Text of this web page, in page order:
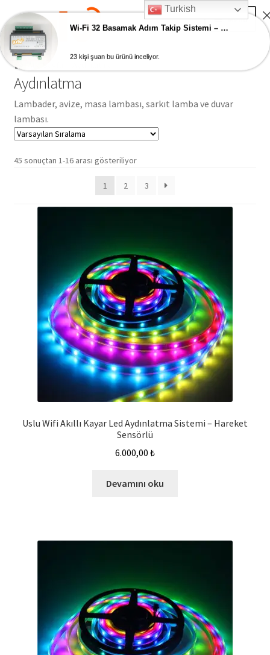
Skip
to
navigation
Skip
to
content
Menu
Ana Sayfa
AKILLI EV ÜRÜNLERİ
Adım Takip Sistemi
Hesap – Üye Ol
Aydınlatma
Lambader, avize, masa lambası, sarkıt lamba ve duvar
lambası.
45 sonuçtan 1-16 arası gösteriliyor
1 2 3
Uslu Wifi Akıllı Kayar Led Aydınlatma Sistemi – Hareket
Sensörlü
6.000,00 ₺
Devamını oku
Turkish
Wi-Fi 32 Basamak Adım Takip Sistemi – Akıllı Ev Merdiven Ledleri
23 kişi şuan bu ürünü inceliyor.